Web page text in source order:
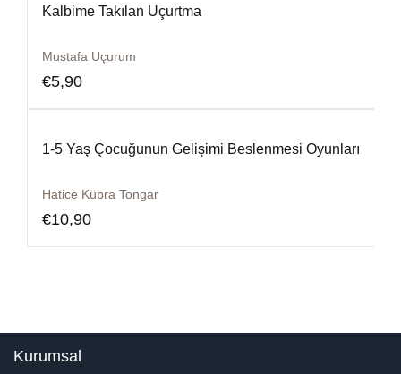
Kalbime Takılan Uçurtma
Mustafa Uçurum
€5,90
1-5 Yaş Çocuğunun Gelişimi Beslenmesi Oyunları
Hatice Kübra Tongar
€10,90
Kurumsal